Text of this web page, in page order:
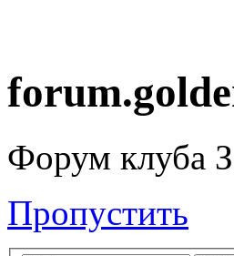
Форум клуба
Пропустить